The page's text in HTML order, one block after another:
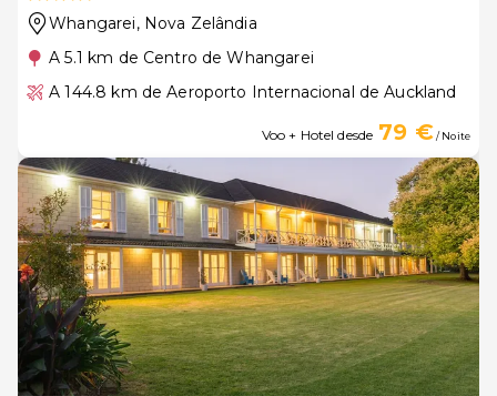
Whangarei, Nova Zelândia
A 5.1 km de Centro de Whangarei
A 144.8 km de Aeroporto Internacional de Auckland
Voo + Hotel desde 79 €/ Noite